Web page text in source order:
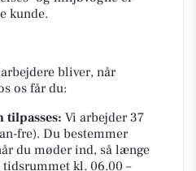
kunde.
bliver, når
os får du:
tilpasses: Vi arbejder 37
fre). Du bestemmer
du møder ind, så længe
kl. 06.00 –